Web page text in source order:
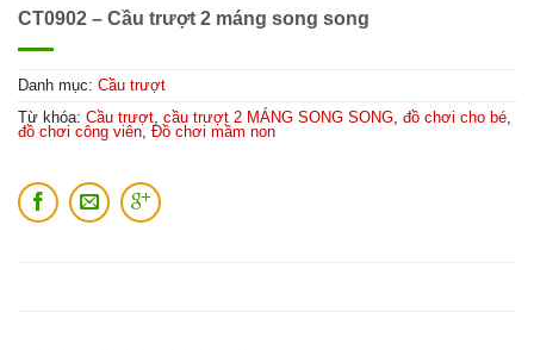
CT0902 – Cầu trượt 2 máng song song
Danh mục: Cầu trượt
Từ khóa: Cầu trượt cầu trượt 2 MÁNG SONG SONG đồ chơi cho bé
đồ chơi công viên Đồ chơi mầm non